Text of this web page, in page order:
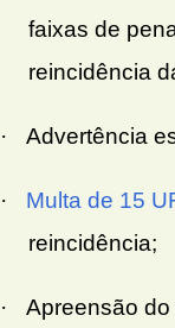
faixas de
reincidência
· Advertência
· Multa de 15
reincidência;
·
Apreensão